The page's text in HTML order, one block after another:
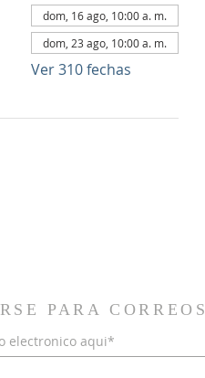
dom, 16 ago, 10:00 a. m.
dom, 23 ago, 10:00 a. m.
Ver 310 fechas
PARA CORREOS
electronico aqui*